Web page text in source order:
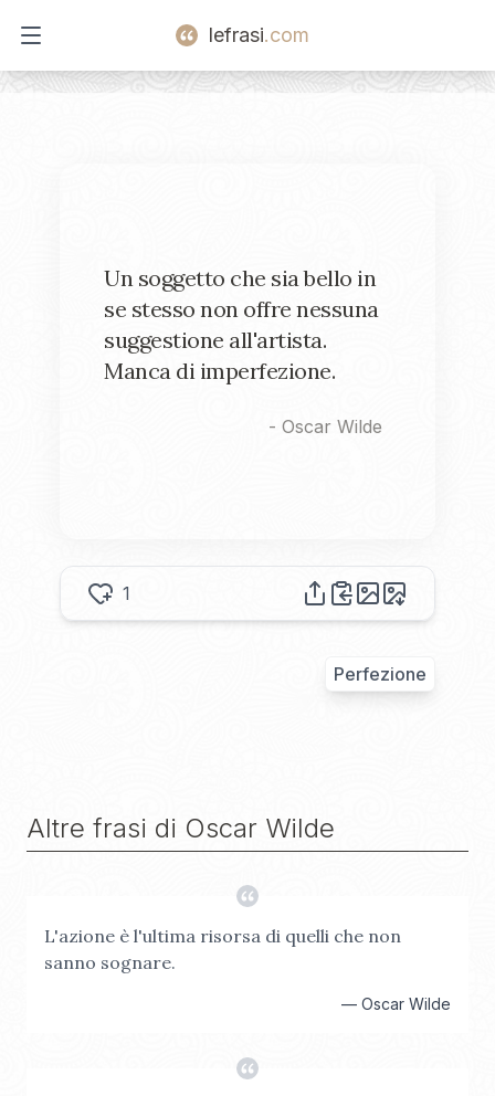
Open main menu
lefrasi.com
Un soggetto che sia bello in
se stesso non offre nessuna
suggestione all'artista.
Manca di imperfezione.
- Oscar Wilde
1
Perfezione
Altre frasi di Oscar Wilde
L'azione è l'ultima risorsa di quelli che non
sanno sognare.
— Oscar Wilde